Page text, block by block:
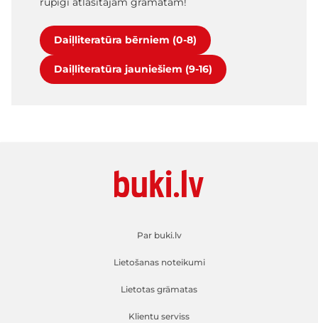
Daiļliteratūra bērniem (0-8)
Daiļliteratūra jauniešiem (9-16)
Par buki.lv
Lietošanas noteikumi
Lietotas grāmatas
Klientu serviss